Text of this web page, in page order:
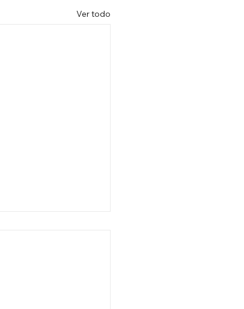
Ver todo